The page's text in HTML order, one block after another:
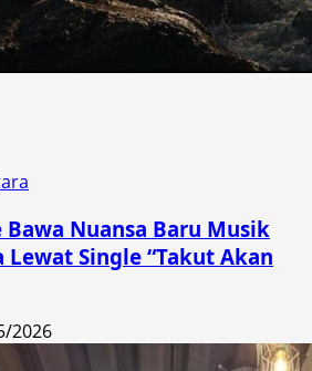
Nuansa Baru Musik
Single “Takut Akan
2026